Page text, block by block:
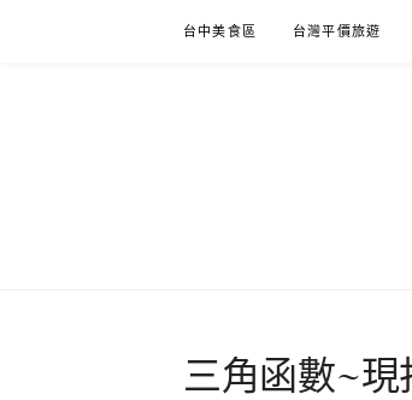
台中美食區 台灣平價旅遊
三角函數~現